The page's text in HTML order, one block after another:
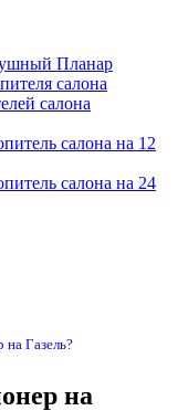
Планар
салона
салона
салона на 12
салона на 24
на Газель?
на